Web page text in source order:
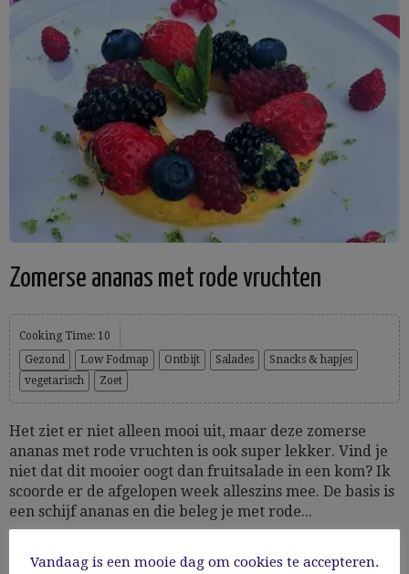
Zomerse ananas met rode vruchten
Cooking Time: 10
Gezond
Low Fodmap Ontbijt Salades
Snacks & hapjes
vegetarisch
Zoet
Het ziet er niet alleen mooi uit, maar deze zomerse
ananas met rode vruchten is ook super lekker. Vind je
niet dat dit mooier oogt dan fruitsalade in een kom? Ik
scoorde er de afgelopen week alleszins mee. De basis is
een schijf ananas en die beleg je met rode...
29/06/2019
Vandaag is een mooie dag om cookies te accepteren.